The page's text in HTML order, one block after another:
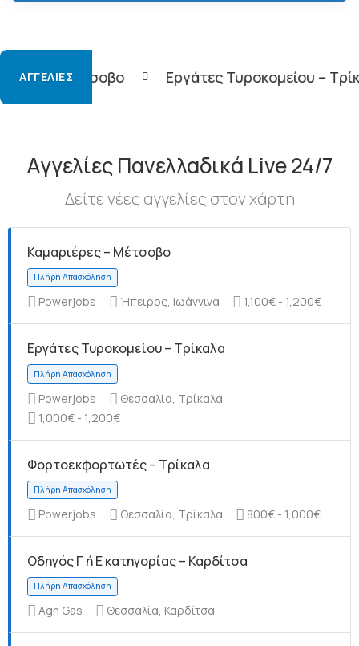
ΑΓΓΕΛΊΕΣΕργάτες Τυροκομείου – Τρίκαλα
Αγγελίες Πανελλαδικά Live 24/7
Δείτε νέες αγγελίες στον χάρτη
Καμαριέρες – Μέτσοβο
Πλήρη Απασχόληση
Powerjobs Ήπειρος, Ιωάννινα 1,100€ - 1,200€
Εργάτες Τυροκομείου – Τρίκαλα
Πλήρη Απασχόληση
Powerjobs
Θεσσαλία, Τρίκαλα
1,000€ - 1,200€
Φορτοεκφορτωτές – Τρίκαλα
Powerjobs Θεσσαλία, Τρίκαλα 800€ - 1,000€
Οδηγός Γ ή Ε κατηγορίας – Καρδίτσα
Agn Gas Θεσσαλία, Καρδίτσα